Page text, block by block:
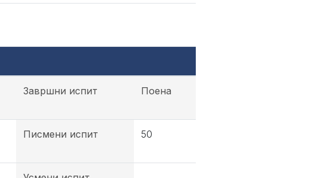
Завршни испит Поена
Писмени испит 50